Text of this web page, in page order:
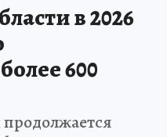
в 2026
600